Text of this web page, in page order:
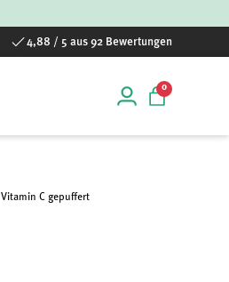
4,88 / 5 aus 92 Bewertungen
Einloggen
00 Artikel
Vitamin C gepuffert